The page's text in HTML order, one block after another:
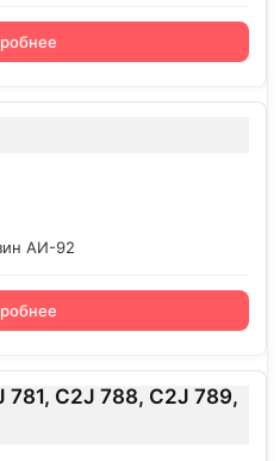
АИ-92
C2J 788, C2J 789,